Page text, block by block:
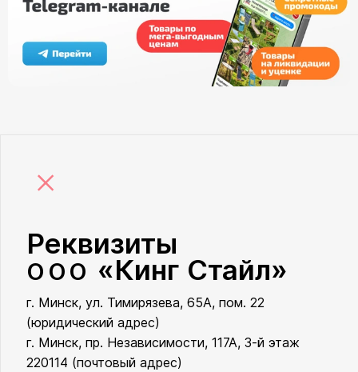
×
Реквизиты
ООО «Кинг Стайл»
ООО «Кинг Стайл»
г. Минск, ул. Тимирязева, 65А, пом. 22
(юридический адрес)
г. Минск, пр. Независимости, 117А, 3-й этаж
220114 (почтовый адрес)